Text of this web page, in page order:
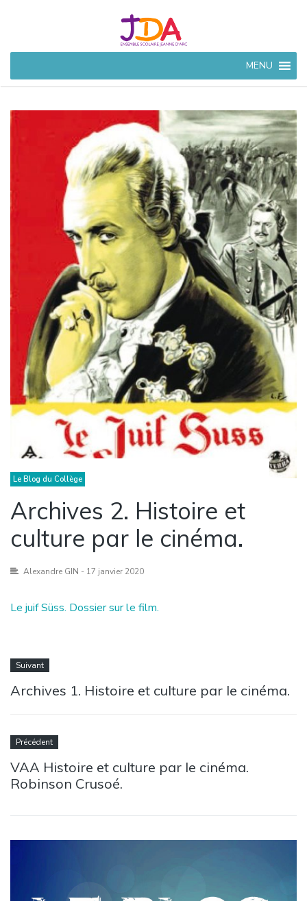
D'ARC
Ensemble Scolaire à
Civray (86)
MENU
Le Blog du Collège
Archives 2. Histoire et
culture par le cinéma.
Alexandre GIN - 17 janvier 2020
Le juif Süss. Dossier sur le film.
Suivant
Archives 1. Histoire et culture par le cinéma.
Précédent
VAA Histoire et culture par le cinéma.
Robinson Crusoé.